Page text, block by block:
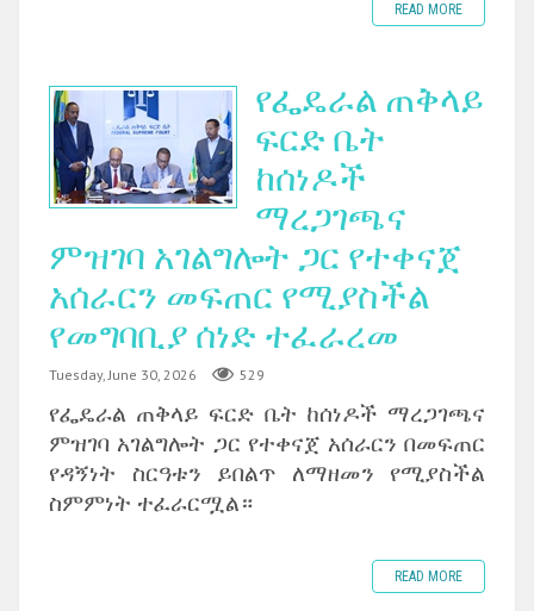
READ MORE
የፌዴራል ጠቅላይ
ፍርድ ቤት
ከሰነዶች
ማረጋገጫና
ምዝገባ አገልግሎት ጋር የተቀናጀ
አሰራርን መፍጠር የሚያስችል
የመግባቢያ ሰነድ ተፈራረመ
Tuesday, June 30, 2026 529
‎የፌዴራል ጠቅላይ ፍርድ ቤት ከሰነዶች ማረጋገጫና
ምዝገባ አገልግሎት ጋር የተቀናጀ አሰራርን በመፍጠር
የዳኝነት ስርዓቱን ይበልጥ ለማዘመን የሚያስችል
ስምምነት ተፈራርሟል።
READ MORE